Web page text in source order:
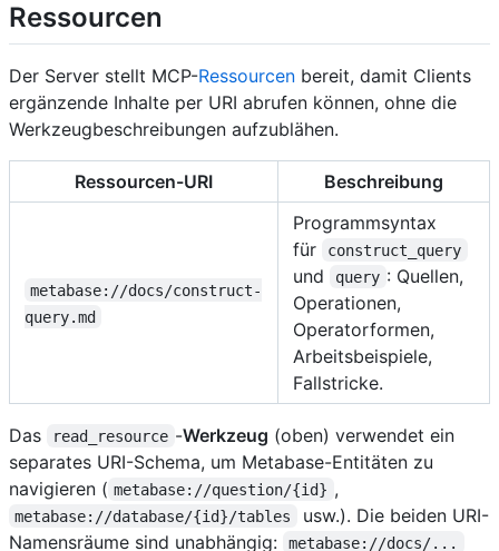
Ressourcen
Der Server stellt MCP-Ressourcen bereit, damit Clients
ergänzende Inhalte per URI abrufen können, ohne die
Werkzeugbeschreibungen aufzublähen.
Ressourcen-URI Beschreibung
metabase://docs/construct-
query.md
Programmsyntax
für
construct_query
und query : Quellen,
Operationen,
Operatorformen,
Arbeitsbeispiele,
Fallstricke.
Das read_resource -Werkzeug (oben) verwendet ein
separates URI-Schema, um Metabase-Entitäten zu
navigieren ( metabase://question/{id} ,
metabase://database/{id}/tables
usw.). Die beiden URI-
Namensräume sind unabhängig:
metabase://docs/...